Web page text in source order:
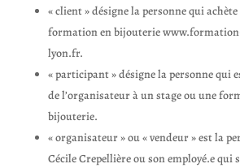
« client » désigne la personne qui
formation en bijouterie
lyon.fr.
« participant » désigne la personne qui
de l’organisateur à un stage ou une
bijouterie.
« organisateur » ou « vendeur » est la
Cécile Crepellière ou son employé.e qui